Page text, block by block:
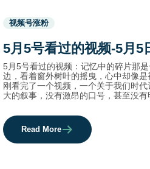
Used
before
names.
视频号涨粉
5月5号看过的视频-5月5
5月5号看过的视频：记忆中的碎片那
边，看着窗外树叶的摇曳，心中却像
刚看完了一个视频，一个关于我们时
大的叙事，没有激昂的口号，甚至没有
Read More